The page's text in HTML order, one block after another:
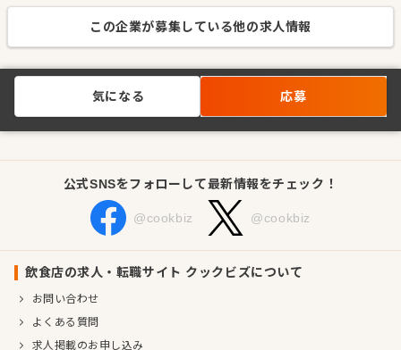
この企業が募集している他の求人情報
気になる 応募
公式SNSをフォローして最新情報をチェック！
@cookbiz @cookbiz
飲食店の求人・転職サイト クックビズについて
お問い合わせ
よくある質問
求人掲載のお申し込み